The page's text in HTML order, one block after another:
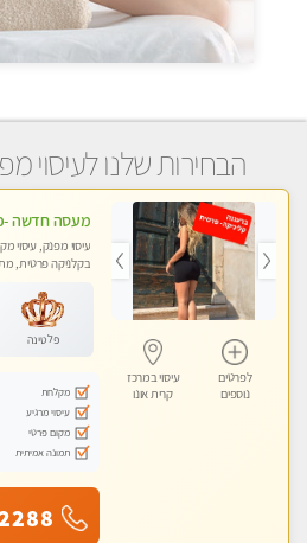
הבחירות שלנו לעיסוי
לפרטים
נוספים
עיסוי במרכז
קרית אונו
עיסוי מפנק, עיסוי
בקלניקה פרטית,
פלטינה
מקלחת
עיסוי מרגיע
מקום פרטי
תמונה אמיתית